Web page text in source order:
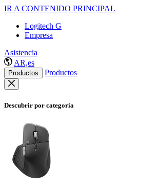
IR A CONTENIDO PRINCIPAL
Logitech G
Empresa
Asistencia
AR,es
Productos Productos
Descubrir por categoría